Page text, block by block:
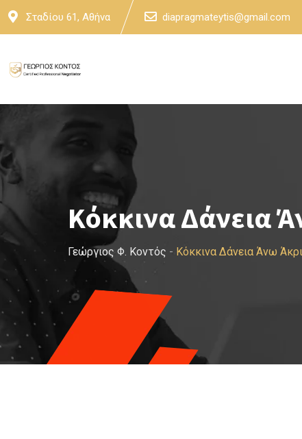
Skip
Σταδίου 61, Αθήνα diapragmateytis@gmail.com
Κόκκινα Δάνεια
Γεώργιος Φ. Κοντός - Κόκκινα Δάνεια Άνω